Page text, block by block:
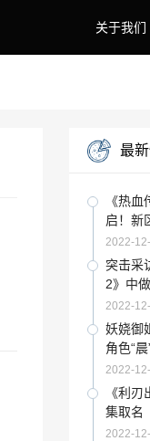
关于我们
最
《热
启！新
2022-
突击采
2》中
2022-
妖娆御
角色“晨
2022-
《利
集取名
2022-